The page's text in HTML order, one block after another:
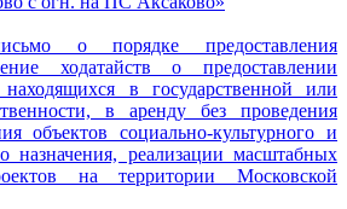
о порядке предоставления
ходатайств о предоставлении
находящихся в государственной или
в аренду без проведения
объектов социально-культурного и
назначения, реализации масштабных
на территории Московской